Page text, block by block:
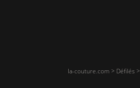
la-couture.com > Défilés >